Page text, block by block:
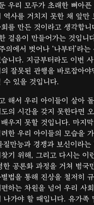
우리 모두가 초래한 뼈아
역사를 거치지 못한 채 앞만
를 만든 것이라고 생각합
걸음이 만들어가는 것입니
의에서 벗어나 ‘나부터’라
니다. 지금부터라도 이번
잘못된 관행을 바로잡아
수 있을 것입니다.
해서 우리 아이들이 살아
의 시간을 갖지 못한다면
우지 못할 것입니다. 마지
한 우리 아이들의 모습을
질만능과 경쟁과 보신이라
기 위해, 그리고 다시는 이
한 공론화 과정을 거쳐 범국
법을 통해 진상을 철저히
하는 차원을 넘어 우리 사
나가야 할 때입니다. 유가족